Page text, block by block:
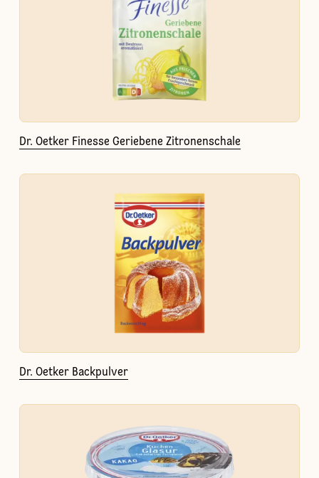
Dr. Oetker Finesse Geriebene Zitronenschale
Dr. Oetker Backpulver